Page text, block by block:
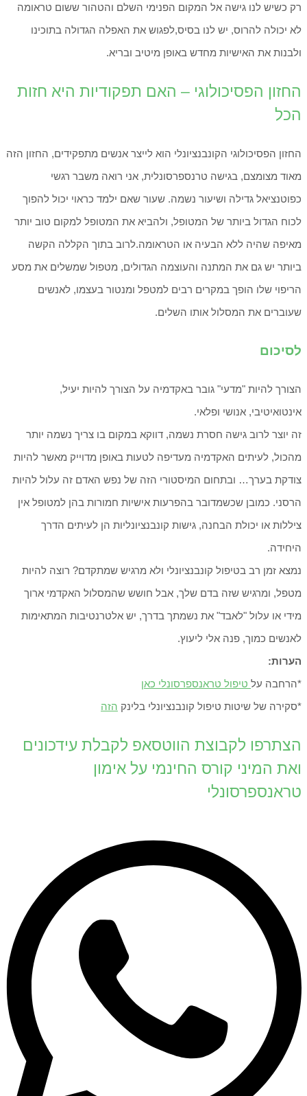
רק כשיש לנו גישה אל המקום הפנימי השלם והטהור ששום טראומה
לא יכולה להרוס, יש לנו בסיס,לפגוש את האפלה הגדולה בתוכינו
ולבנות את האישיות מחדש באופן מיטיב ובריא.
החזון הפסיכולוגי – האם תפקודיות היא חזות
הכל
החזון הפסיכולוגי הקונבנציונלי הוא לייצר אנשים מתפקידים, החזון הזה
מאוד מצומצם, בגישה טרנספרסונלית, אני רואה משבר רגשי
כפוטנציאל גדילה ושיעור נשמה. שעור שאם ילמד כראוי יכול להפוך
לכוח הגדול ביותר של המטופל, ולהביא את המטופל למקום טוב יותר
מאיפה שהיה ללא הבעיה או הטראומה.לרוב בתוך הקללה הקשה
ביותר יש גם את המתנה והעוצמה הגדולים, מטפול שמשלים את מסע
הריפוי שלו הופך במקרים רבים למטפל ומנטור בעצמו, לאנשים
שעוברים את המסלול אותו השלים.
לסיכום
הצורך להיות "מדעי" גובר באקדמיה על הצורך להיות יעיל,
אינטואיטיבי, אנושי ופלאי.
זה יוצר לרוב גישה חסרת נשמה, דווקא במקום בו צריך נשמה יותר
מהכול, לעיתים האקדמיה מעדיפה לטעות באופן מדוייק מאשר להיות
צודקת בערך… ובתחום המיסטורי הזה של נפש האדם זה עלול להיות
הרסני. כמובן שכשמדובר בהפרעות אישיות חמורות בהן למטופל אין
ציללות או יכולת הבחנה, גישות קונבנציונליות הן לעיתים הדרך
היחידה.
נמצא זמן רב בטיפול קונבנציונלי ולא מרגיש שמתקדם? רוצה להיות
מטפל, ומרגיש שזה בדם שלך, אבל חושש שהמסלול האקדמי ארוך
מידי או עלול "לאבד" את נשמתך בדרך, יש אלטרנטיבות המתאימות
לאנשים כמוך, פנה אלי ליעוץ.
הערות:
*הרחבה על טיפול טראנספרסונלי כאן
*סקירה של שיטות טיפול קונבנציונלי בלינק הזה
הצתרפו לקבוצת הווטסאפ לקבלת עידכונים
ואת המיני קורס החינמי על אימון
טראנספרסונלי